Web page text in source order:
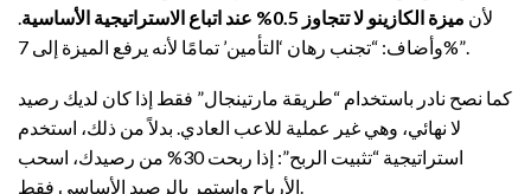
لأن ميزة الكازينو لا تتجاوز 0.5% عند اتباع الاستراتيجية الأساسية
وأضاف: “تجنب رهان ‘التأمين’ تمامًا لأنه يرفع الميزة إلى 7%”.
كما نصح نادر باستخدام “طريقة مارتينجال” فقط إذا كان لديك رصيد
لا نهائي، وهي غير عملية للاعب العادي. بدلاً من ذلك، استخدم
استراتيجية “تثبيت الربح”: إذا ربحت 30% من رصيدك، اسحب